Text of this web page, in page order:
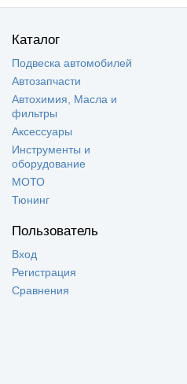
Каталог
Подвеска автомобилей
Автозапчасти
Автохимия, Масла и
фильтры
Аксессуары
Инструменты и
оборудование
МОТО
Тюнинг
Пользователь
Вход
Регистрация
Сравнения